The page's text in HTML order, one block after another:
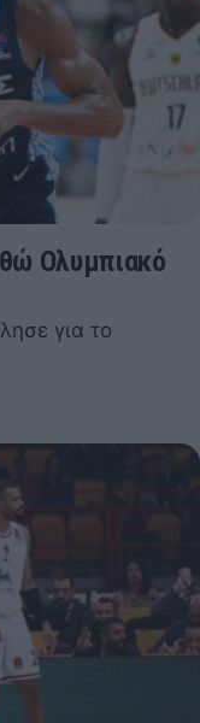
Ολυμπιακό
για το